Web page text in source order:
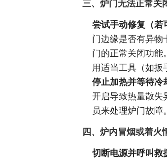
三、炉门无法正常关
尝试手动修复（若
门边缘是否有异物
门的正常关闭功能
用适当工具（如扳
停止加热并等待冷
开启导致热量散失
员来处理炉门故障。
四、炉内冒烟或着火
切断电源并呼叫救